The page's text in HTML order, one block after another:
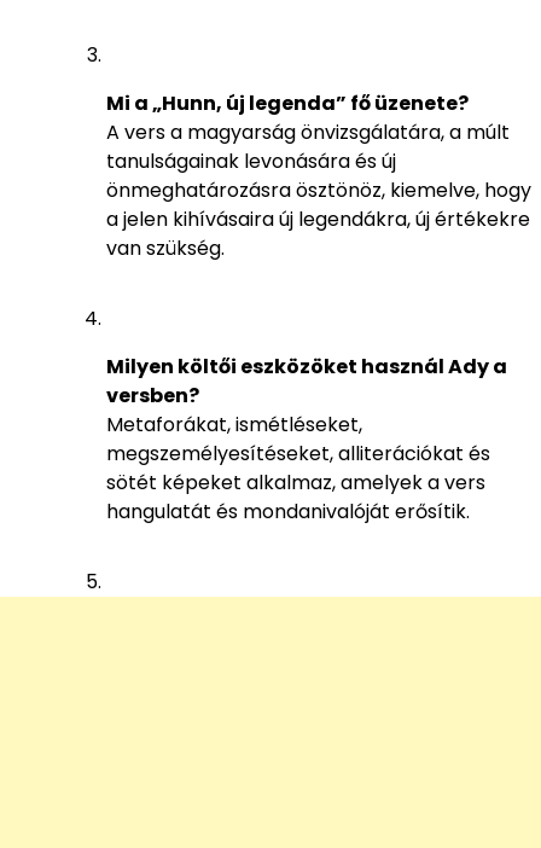
Mi a „Hunn, új legenda” fő üzenete?
A vers a magyarság önvizsgálatára, a múlt
tanulságainak levonására és új
önmeghatározásra ösztönöz, kiemelve, hogy
a jelen kihívásaira új legendákra, új értékekre
van szükség.
Milyen költői eszközöket használ Ady a
versben?
Metaforákat, ismétléseket,
megszemélyesítéseket, alliterációkat és
sötét képeket alkalmaz, amelyek a vers
hangulatát és mondanivalóját erősítik.